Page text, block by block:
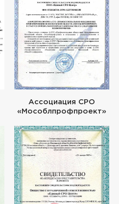
Ассоциация СРО
«Мособлпрофпроект»